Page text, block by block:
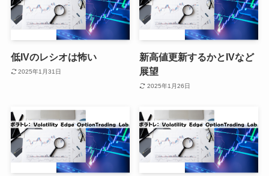
低IVのレシオは怖い
2025年1月31日
新高値更新するかとIVなど
展望
2025年1月26日